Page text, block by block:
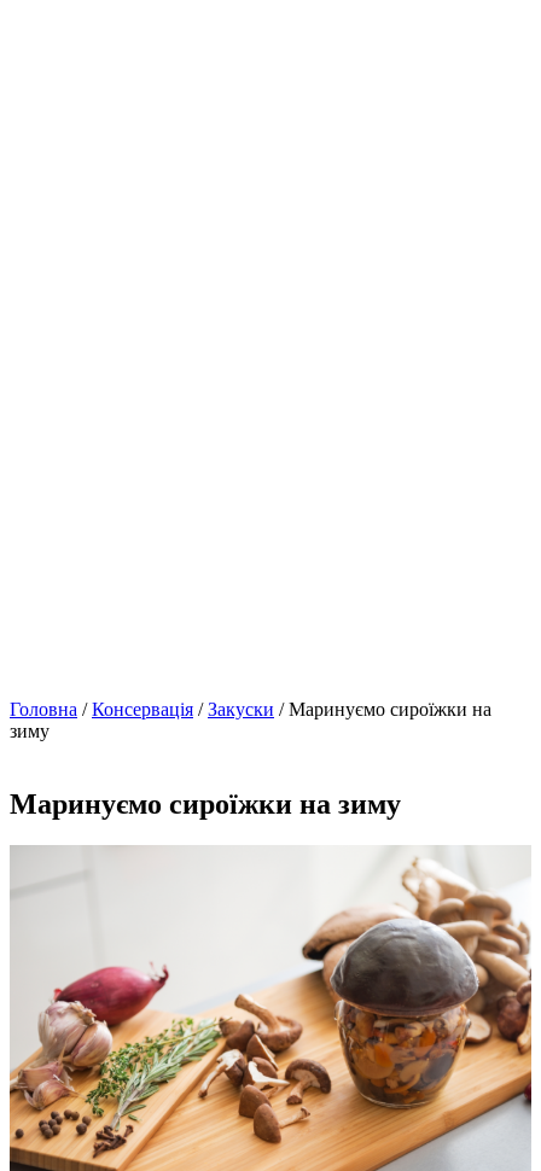
Головна /Консервація /Закуски / Маринуємо сироїжки на
зиму
Маринуємо сироїжки на зиму